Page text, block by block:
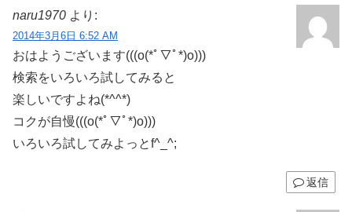
naru1970 より:
2014年3月6日 6:52 AM
おはようございます(((o(*ﾟ▽ﾟ*)o)))
検索をいろいろ試してみると
楽しいですよね(*^^*)
コクが自慢(((o(*ﾟ▽ﾟ*)o)))
いろいろ試してみよっとf^_^;
返信